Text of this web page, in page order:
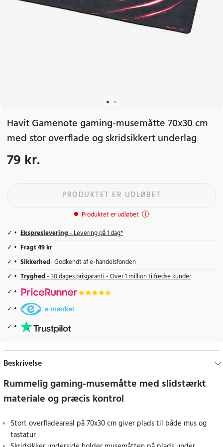
Havit Gamenote gaming-musemåtte 70x30 cm
med stor overflade og skridsikkert underlag
Pris: 79 kr.
79 kr.
PRODUKTET ER UDLØBET
Produktet er udløbet
Ekspreslevering- Levering på 1 dag*
Fragt 49 kr
Sikkerhed- Godkendt af e-handelsfonden
Tryghed- 30 dages prisgaranti - Over 1 million tilfredse kunder
Beskrivelse
Rummelig gaming-musemåtte med slidstærkt
materiale og præcis kontrol
Stort overfladeareal på 70x30 cm giver plads til både mus og
tastatur